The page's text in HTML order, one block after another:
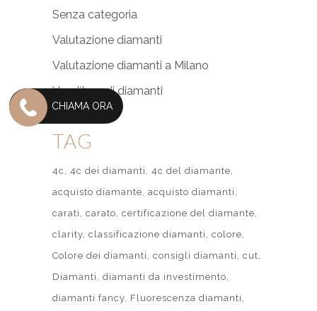
Senza categoria
Valutazione diamanti
Valutazione diamanti a Milano
Venditore di diamanti
TAG
4c 4c dei diamanti
4c del diamante
acquisto diamante acquisto diamanti
carati
carato certificazione del diamante
clarity classificazione diamanti
colore
Colore dei diamanti
consigli diamanti
cut
Diamanti
diamanti da investimento
diamanti fancy Fluorescenza diamanti
CHIAMA ORA